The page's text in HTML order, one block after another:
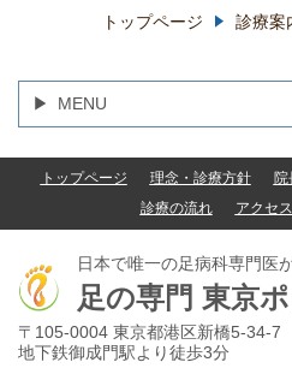
トップページ 診療案
MENU
トップページ 理念・診療方針 院
診療の流れ
アクセ
日本で唯一の足病科専門医
足の専門 東京
〒105-0004 東京都港区新橋5-34-7
地下鉄御成門駅より徒歩3分